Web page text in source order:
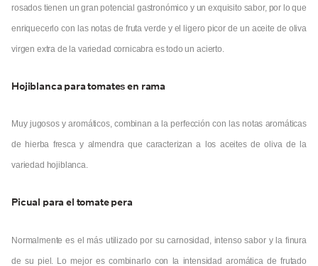
rosados tienen un gran potencial gastronómico y un exquisito sabor, por lo que
enriquecerlo con las notas de fruta verde y el ligero picor de un aceite de oliva
virgen extra de la variedad cornicabra es todo un acierto.
Hojiblanca para tomates en rama
Muy jugosos y aromáticos, combinan a la perfección con las notas aromáticas
de hierba fresca y almendra que caracterizan a los aceites de oliva de la
variedad hojiblanca.
Picual para el tomate pera
Normalmente es el más utilizado por su carnosidad, intenso sabor y la finura
de su piel. Lo mejor es combinarlo con la intensidad aromática de frutado